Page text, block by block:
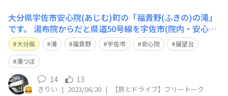
大分県宇佐市安心院(あじむ)町の「福貴野(ふきの)の滝」
です。 湯布院からだと県道50号線を宇佐市(院内・安心
院)方面に進みます。クルマで20分かかりません。こちら
の写真は「展望台」からの眺めです。別ルートで「滝つ
ぼ」にも行けますが道が狭いです。 宇佐市公式観光サイ
ト(福貴野の滝展望台) htt
大分県 滝 福貴野 宇佐市 安心院
展望台
滝つぼ
14 13
きりい | 2023/06/20 | 【旅とドライブ】フリートーク